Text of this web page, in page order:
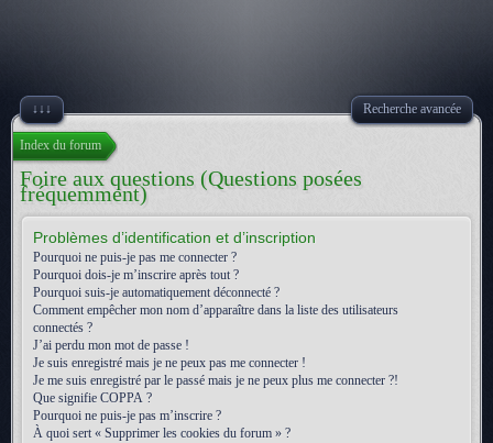
↓↓↓ Recherche avancée
Index du forum
Foire aux questions (Questions posées
fréquemment)
Problèmes d’identification et d’inscription
Pourquoi ne puis-je pas me connecter ?
Pourquoi dois-je m’inscrire après tout ?
Pourquoi suis-je automatiquement déconnecté ?
Comment empêcher mon nom d’apparaître dans la liste des utilisateurs
connectés ?
J’ai perdu mon mot de passe !
Je suis enregistré mais je ne peux pas me connecter !
Je me suis enregistré par le passé mais je ne peux plus me connecter ?!
Que signifie COPPA ?
Pourquoi ne puis-je pas m’inscrire ?
À quoi sert « Supprimer les cookies du forum » ?